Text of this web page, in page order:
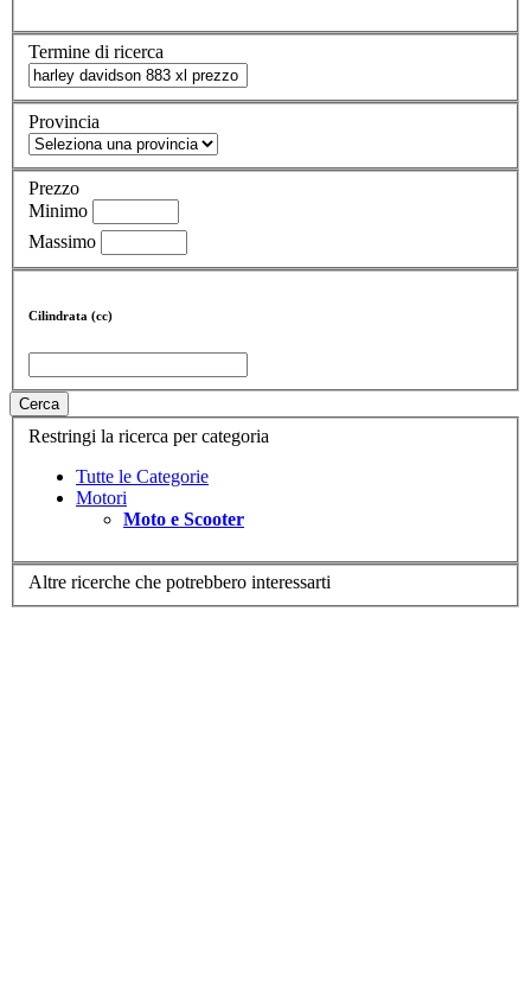
Termine di ricerca
Provincia
Prezzo
Minimo
Massimo
Cilindrata (cc)
Cerca
Restringi la ricerca per categoria
Tutte le Categorie
Motori
Moto e Scooter
Altre ricerche che potrebbero interessarti